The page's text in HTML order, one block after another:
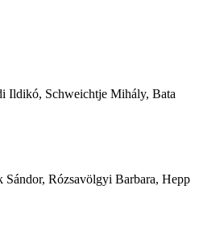
Ildikó, Schweichtje Mihály, Bata
Rózsavölgyi Barbara, Hepp